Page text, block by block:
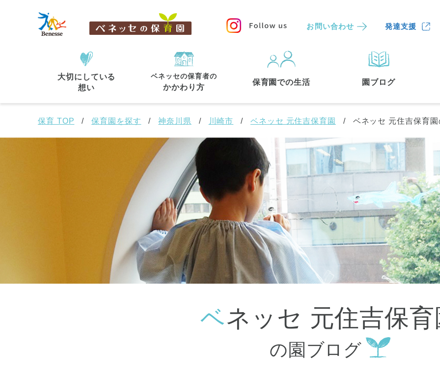
お問い合わせ 発達支援
大切にしている
想い
ベネッセの保育者の
かかわり方
保育園での生活 園ブログ
保育園 を探す
住所・駅名 から探す
から探す
東京都 全域(44) 中央区 港区 文京区(3)
大田区(4) 世田谷区(1) 渋谷区(2)
練馬区 (7) 足立区 (1) 葛飾区(1)
国分寺市(1) 狛江市(1) 北区(1)
江東区 (1) 町田市(1) 江戸川区 (1)
川崎市 (9) 横須賀市
保育 TOP 保育園を探す 神奈川県 川崎市 ベネッセ 元住吉保育園 ベネッセ 元住吉保育
ベネッセ 元住吉保
の園ブログ